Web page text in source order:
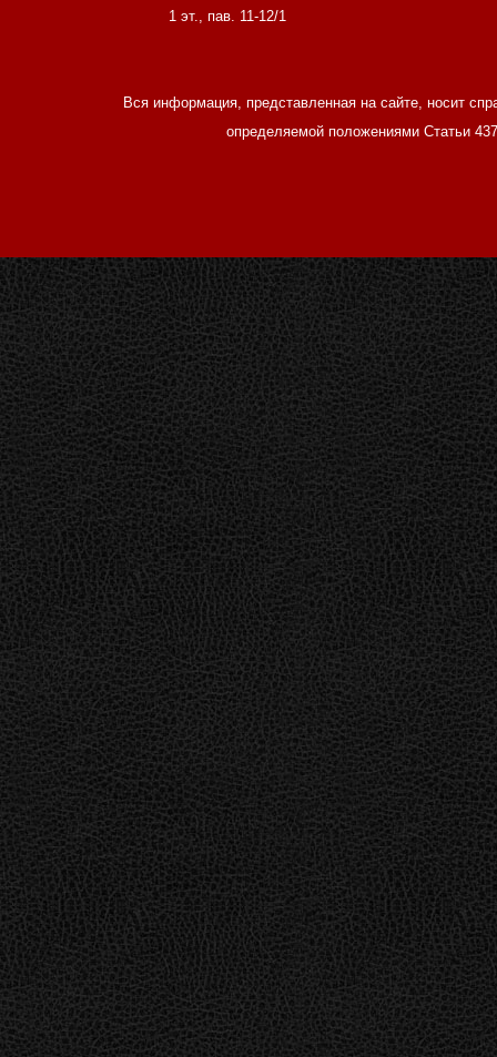
1 эт., пав. 11-12/1
Вся информация, представленная на сайте, носит
определяемой положениями Статьи